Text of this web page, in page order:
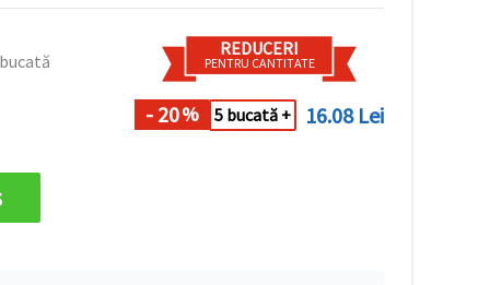
REDUCERI
PENTRU CANTITATE
- 20% 5 bucată + 16.08 Lei